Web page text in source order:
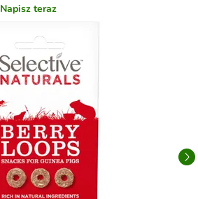
Napisz teraz